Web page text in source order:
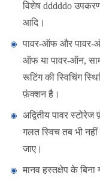
विशेष dddddo
आदि।
पावर-ऑफ और पावर-
ऑफ या पावर-ऑन,
रूटिंग की स्विचिंग
फ़ंक्शन है।
अद्वितीय पावर
गलत स्विच तब भी
जाए।
मानव हस्तक्षेप के